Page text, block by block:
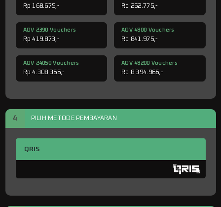
Rp 168.675,- Rp 252.775,-
AOV 2390 Vouchers
Rp 419.873,-
AOV 4800 Vouchers
Rp 841.975,-
AOV 24050 Vouchers
Rp 4.308.365,-
AOV 48200 Vouchers
Rp 8.394.966,-
4 PILIH METODE PEMBAYARAN
QRIS